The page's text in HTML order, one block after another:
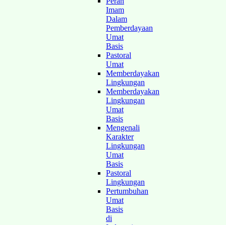
Imam
Dalam
Pemberdayaan
Umat
Basis
Pastoral
Umat
Memberdayakan
Lingkungan
Memberdayakan
Lingkungan
Umat
Basis
Mengenali
Karakter
Lingkungan
Umat
Basis
Pastoral
Lingkungan
Pertumbuhan
Umat
Basis
di